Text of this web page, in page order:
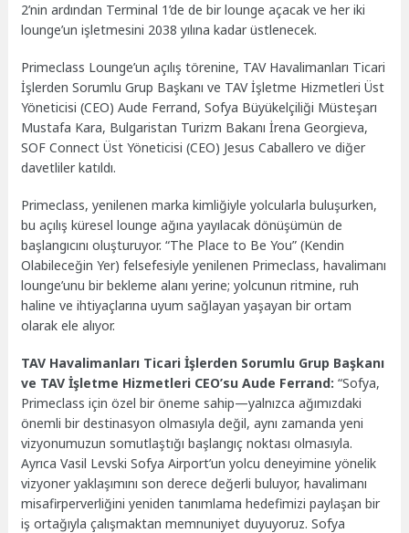
2’nin ardından Terminal 1’de de bir lounge açacak ve her iki
lounge’un işletmesini 2038 yılına kadar üstlenecek.
Primeclass Lounge’un açılış törenine, TAV Havalimanları Ticari
İşlerden Sorumlu Grup Başkanı ve TAV İşletme Hizmetleri Üst
Yöneticisi (CEO) Aude Ferrand, Sofya Büyükelçiliği Müsteşarı
Mustafa Kara, Bulgaristan Turizm Bakanı İrena Georgieva,
SOF Connect Üst Yöneticisi (CEO) Jesus Caballero ve diğer
davetliler katıldı.
Primeclass, yenilenen marka kimliğiyle yolcularla buluşurken,
bu açılış küresel lounge ağına yayılacak dönüşümün de
başlangıcını oluşturuyor. “The Place to Be You” (Kendin
Olabileceğin Yer) felsefesiyle yenilenen Primeclass, havalimanı
lounge’unu bir bekleme alanı yerine; yolcunun ritmine, ruh
haline ve ihtiyaçlarına uyum sağlayan yaşayan bir ortam
olarak ele alıyor.
TAV Havalimanları Ticari İşlerden Sorumlu Grup Başkanı
ve TAV İşletme Hizmetleri CEO’su Aude Ferrand:“Sofya,
Primeclass için özel bir öneme sahip—yalnızca ağımızdaki
önemli bir destinasyon olmasıyla değil, aynı zamanda yeni
vizyonumuzun somutlaştığı başlangıç noktası olmasıyla.
Ayrıca Vasil Levski Sofya Airport’un yolcu deneyimine yönelik
vizyoner yaklaşımını son derece değerli buluyor, havalimanı
misafirperverliğini yeniden tanımlama hedefimizi paylaşan bir
iş ortağıyla çalışmaktan memnuniyet duyuyoruz. Sofya